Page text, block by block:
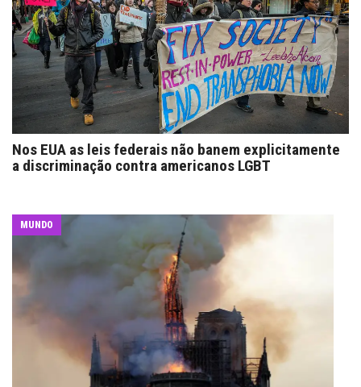
Nos EUA as leis federais não banem explicitamente
a discriminação contra americanos LGBT
MUNDO